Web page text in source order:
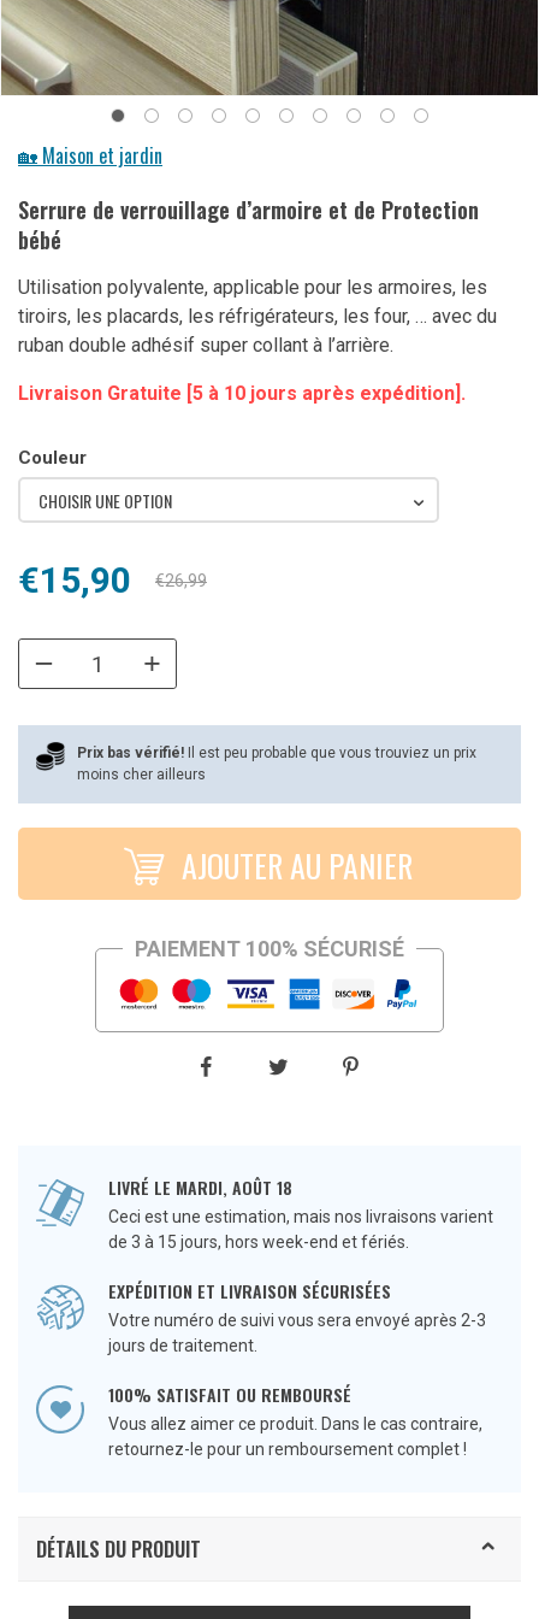
🏡 Maison et jardin
Serrure de verrouillage d’armoire et de Protection
bébé
Utilisation polyvalente, applicable pour les armoires, les
tiroirs, les placards, les réfrigérateurs, les four, … avec du
ruban double adhésif super collant à l’arrière.
Livraison Gratuite [5 à 10 jours après expédition].
Couleur
CHOISIR UNE OPTION
€26,99
Le
initial
€26,99.
€15,90
Le
actuel
€15,90.
Prix bas vérifié!
Il est peu probable que vous trouviez un prix
moins cher ailleurs
AJOUTER AU PANIER
PAIEMENT 100% SÉCURISÉ
LIVRÉ LE MARDI, AOÛT 18
Ceci est une estimation, mais nos livraisons varient
de 3 à 15 jours, hors week-end et fériés.
EXPÉDITION ET LIVRAISON SÉCURISÉES
Votre numéro de suivi vous sera envoyé après 2-3
jours de traitement.
100% SATISFAIT OU REMBOURSÉ
Vous allez aimer ce produit. Dans le cas contraire,
retournez-le pour un remboursement complet !
DÉTAILS DU PRODUIT